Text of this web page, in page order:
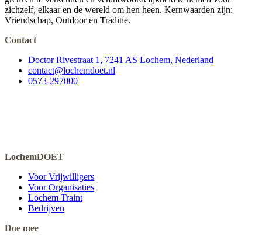
zichzelf, elkaar en de wereld om hen heen. Kernwaarden zijn:
Vriendschap, Outdoor en Traditie.
Contact
Doctor Rivestraat 1, 7241 AS Lochem, Nederland
contact@lochemdoet.nl
0573-297000
LochemDOET
Voor Vrijwilligers
Voor Organisaties
Lochem Traint
Bedrijven
Doe mee